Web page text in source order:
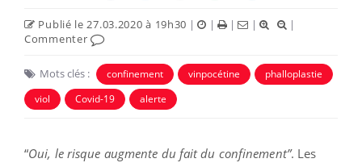
Publié le 27.03.2020 à 19h30 | | | |
|
Commenter
Mots clés : confinement vinpocétine
phalloplastie
viol
Covid-19 alerte
“Oui, le risque augmente du fait du confinement”. Les